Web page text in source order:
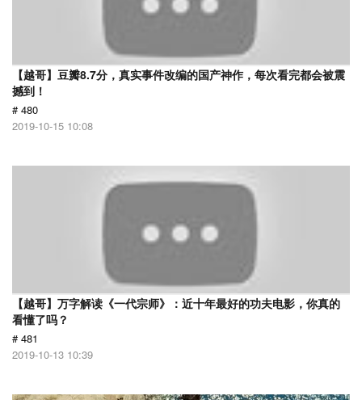
【越哥】豆瓣8.7分，真实事件改编的国产神作，每次看完都会被震
撼到！
# 480
2019-10-15 10:08
【越哥】万字解读《一代宗师》：近十年最好的功夫电影，你真的
看懂了吗？
# 481
2019-10-13 10:39